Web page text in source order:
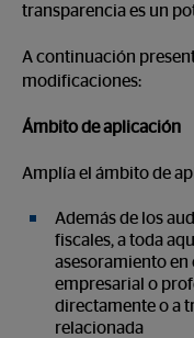
transparencia es un
A continuación
modificaciones:
Ámbito de aplicación
Amplía el ámbito de
Además de los
fiscales, a toda
asesoramiento en
empresarial o
directamente o a
relacionada